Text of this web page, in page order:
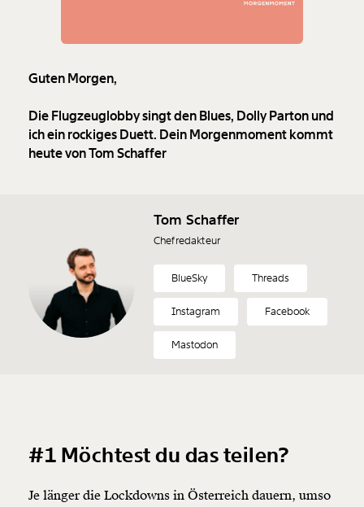
Guten Morgen,
Die Flugzeuglobby singt den Blues, Dolly Parton und
ich ein rockiges Duett. Dein Morgenmoment kommt
heute von Tom Schaffer
Tom Schaffer
Chefredakteur
BlueSky Threads
Instagram Facebook
Mastodon
#1 Möchtest du das teilen?
Je länger die Lockdowns in Österreich dauern, umso